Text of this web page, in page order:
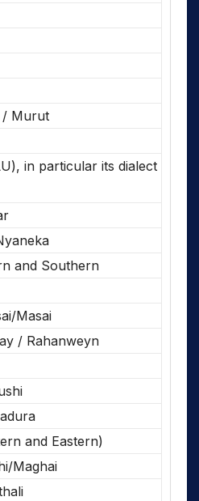
/ Murut
in particular its dialect
and Southern
Masai
/ Rahanweyn
and Eastern)
Maghai